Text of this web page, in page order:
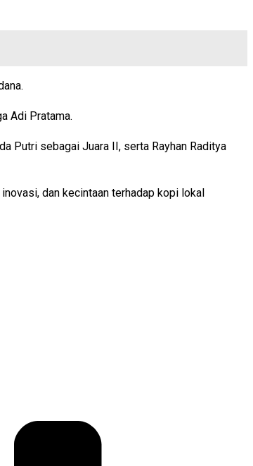
Adi Pratama.
Putri sebagai Juara II, serta Rayhan Raditya
dan kecintaan terhadap kopi lokal